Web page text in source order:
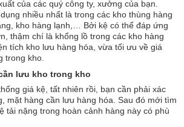
của các quý công ty, xưởng của bạn.
nhiều nhất là trong các kho thùng hàng
kho hàng lạnh,… Bởi kệ có thể đáp ứng
thậm chí là khổng lồ trong các kho hàng
tích kho lưu hàng hóa, vừa tối ưu về giá
trong kho.
lưu kho trong kho
giá kệ, tất nhiên rồi, bạn cần phải xác
mặt hàng cần lưu hàng hóa. Sau đó mới tìm
tải nặng trong hoàn cảnh hàng này có phù